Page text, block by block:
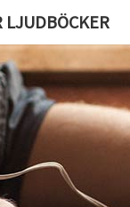
LJUDBÖCKER